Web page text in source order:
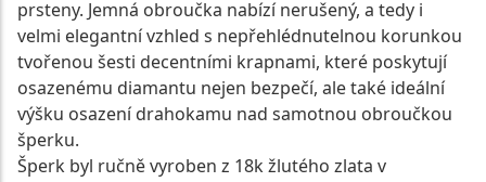
prsteny. Jemná obroučka nabízí nerušený, a tedy i
velmi elegantní vzhled s nepřehlédnutelnou korunkou
tvořenou šesti decentními krapnami, které poskytují
osazenému diamantu nejen bezpečí, ale také ideální
výšku osazení drahokamu nad samotnou obroučkou
šperku.
Šperk byl ručně vyroben z 18k žlutého zlata v